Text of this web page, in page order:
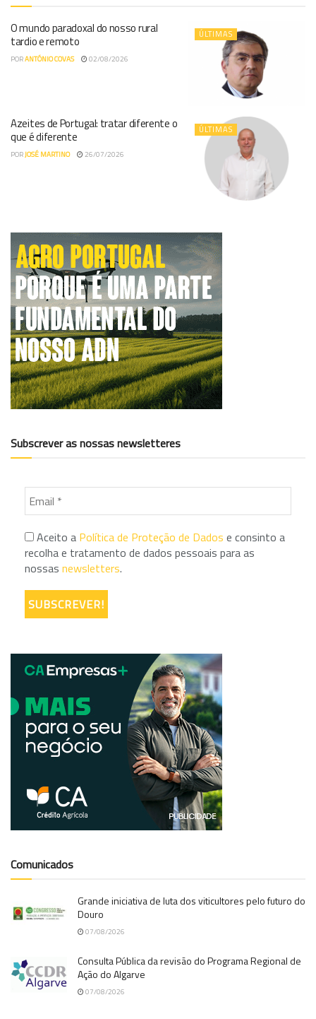
ÚLTIMAS
O mundo paradoxal do nosso rural
tardio e remoto
PORANTÓNIO COVAS 02/08/2026
ÚLTIMAS
Azeites de Portugal: tratar diferente o
que é diferente
PORJOSÉ MARTINO 26/07/2026
Subscrever as nossas newsletteres
Aceito a Política de Proteção de Dados e consinto a
recolha e tratamento de dados pessoais para as
nossas newsletters.
Comunicados
Grande iniciativa de luta dos viticultores pelo futuro do
Douro
07/08/2026
Consulta Pública da revisão do Programa Regional de
Ação do Algarve
07/08/2026